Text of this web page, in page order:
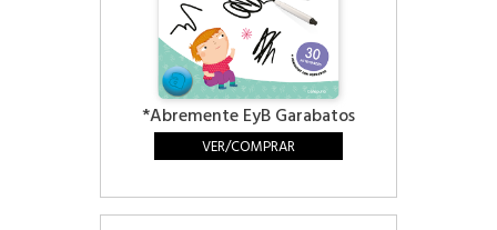
*Abremente EyB Garabatos
VER/COMPRAR